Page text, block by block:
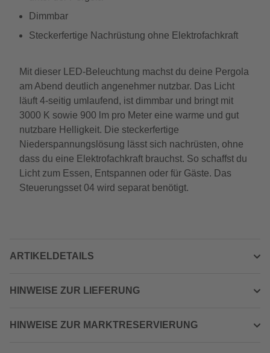
Dimmbar
Steckerfertige Nachrüstung ohne Elektrofachkraft
Mit dieser LED-Beleuchtung machst du deine Pergola
am Abend deutlich angenehmer nutzbar. Das Licht
läuft 4-seitig umlaufend, ist dimmbar und bringt mit
3000 K sowie 900 lm pro Meter eine warme und gut
nutzbare Helligkeit. Die steckerfertige
Niederspannungslösung lässt sich nachrüsten, ohne
dass du eine Elektrofachkraft brauchst. So schaffst du
Licht zum Essen, Entspannen oder für Gäste. Das
Steuerungsset 04 wird separat benötigt.
ARTIKELDETAILS
HINWEISE ZUR LIEFERUNG
HINWEISE ZUR MARKTRESERVIERUNG